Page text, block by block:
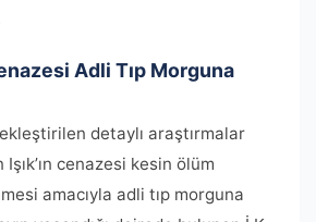
Adli Tıp Morguna
detaylı araştırmalar
cenazesi kesin ölüm
amacıyla adli tıp morguna